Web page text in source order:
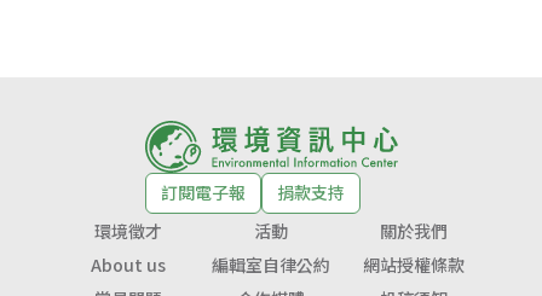
訂閱電子報
捐款支持
環境徵才
活動
關於我們
About us
編輯室自律公約
網站授權條款